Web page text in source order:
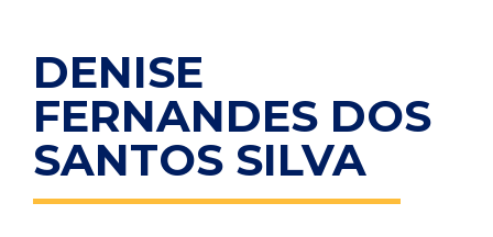
DENISE
FERNANDES DOS
SANTOS SILVA